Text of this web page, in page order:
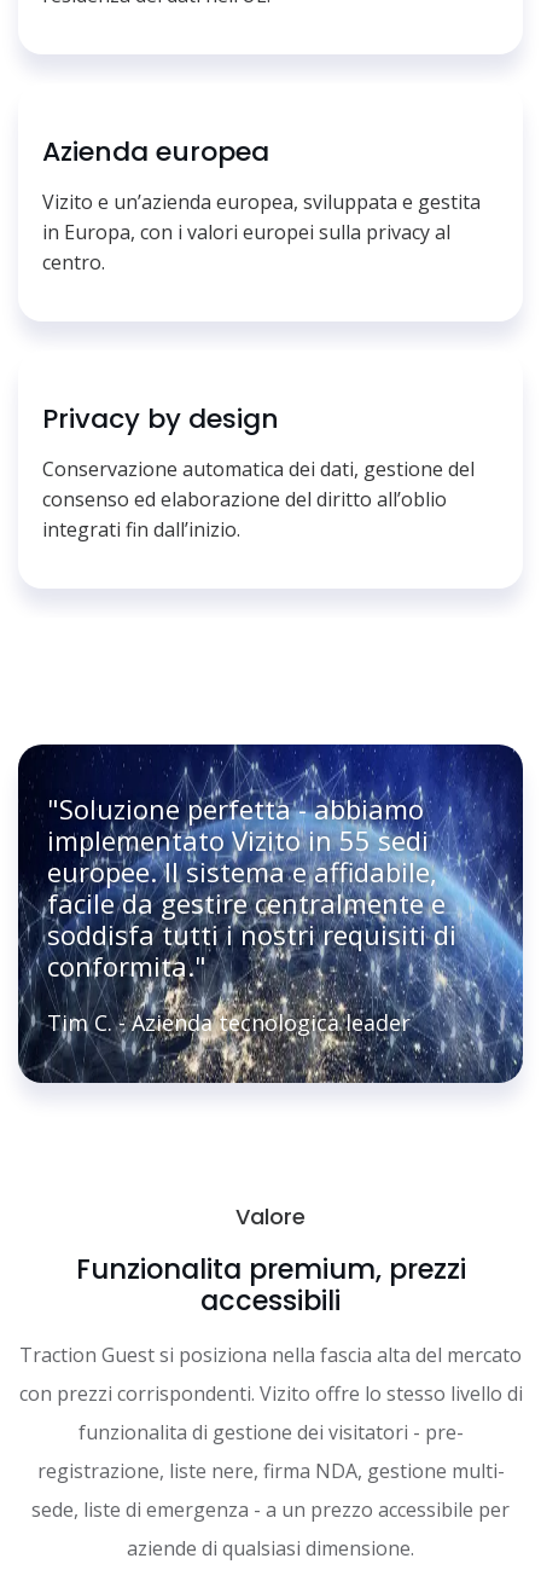
Azienda europea
Vizito e un’azienda europea, sviluppata e gestita
in Europa, con i valori europei sulla privacy al
centro.
Privacy by design
Conservazione automatica dei dati, gestione del
consenso ed elaborazione del diritto all’oblio
integrati fin dall’inizio.
"Soluzione perfetta - abbiamo
implementato Vizito in 55 sedi
europee. Il sistema e affidabile,
facile da gestire centralmente e
soddisfa tutti i nostri requisiti di
conformita."
Tim C. - Azienda tecnologica leader
Valore
Funzionalita premium, prezzi
accessibili
Traction Guest si posiziona nella fascia alta del mercato
con prezzi corrispondenti. Vizito offre lo stesso livello di
funzionalita di gestione dei visitatori - pre-
registrazione, liste nere, firma NDA, gestione multi-
sede, liste di emergenza - a un prezzo accessibile per
aziende di qualsiasi dimensione.